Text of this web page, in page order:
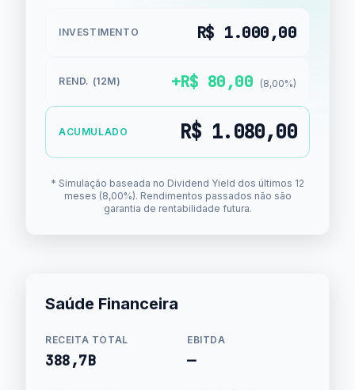
INVESTIMENTO R$ 1.000,00
REND. (12M) +R$ 80,00 (8,00%)
ACUMULADO R$ 1.080,00
* Simulação baseada no Dividend Yield dos últimos 12
meses (8,00%). Rendimentos passados não são
garantia de rentabilidade futura.
Saúde Financeira
RECEITA TOTAL
388,7B
EBITDA
—